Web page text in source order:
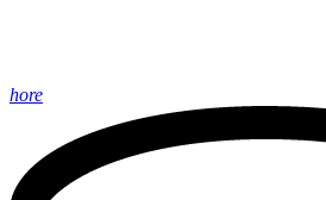
hore